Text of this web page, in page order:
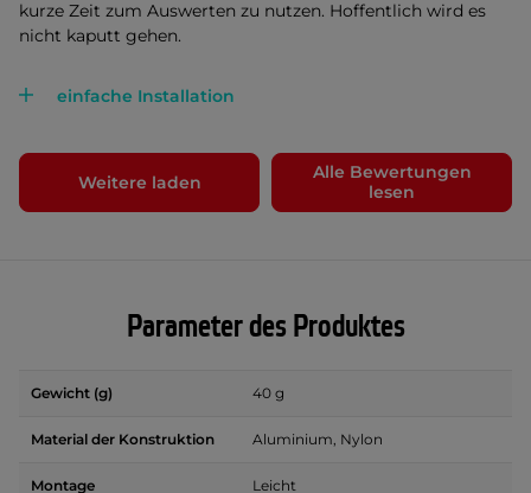
kurze Zeit zum Auswerten zu nutzen. Hoffentlich wird es
nicht kaputt gehen.
einfache Installation
Weitere laden
Alle Bewertungen
lesen
Parameter des Produktes
Gewicht (g) 40 g
Material der Konstruktion Aluminium, Nylon
Montage Leicht